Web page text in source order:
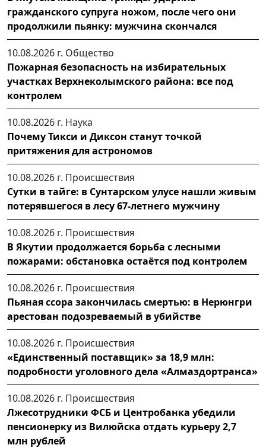
гражданского супруга ножом, после чего они
продолжили пьянку: мужчина скончался
10.08.2026 г. Общество
Пожарная безопасность на избирательных
участках Верхнеколымского района: все под
контролем
10.08.2026 г. Наука
Почему Тикси и Диксон станут точкой
притяжения для астрономов
10.08.2026 г. Происшествия
Сутки в тайге: в Сунтарском улусе нашли живым
потерявшегося в лесу 67-летнего мужчину
10.08.2026 г. Происшествия
В Якутии продолжается борьба с лесными
пожарами: обстановка остаётся под контролем
10.08.2026 г. Происшествия
Пьяная ссора закончилась смертью: в Нерюнгри
арестован подозреваемый в убийстве
10.08.2026 г. Происшествия
«Единственный поставщик» за 18,9 млн:
подробности уголовного дела «Алмаздортранса»
10.08.2026 г. Происшествия
Лжесотрудники ФСБ и Центробанка убедили
пенсионерку из Вилюйска отдать курьеру 2,7
млн рублей